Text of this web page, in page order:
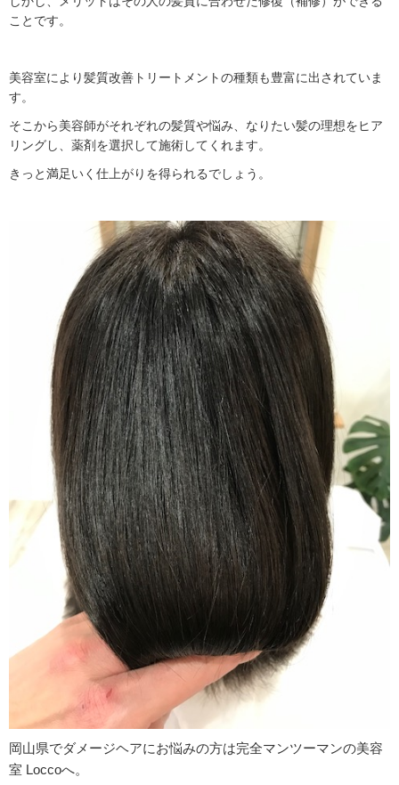
ことです。
美容室により髪質改善トリートメントの種類も豊富に出されていま
す。
そこから美容師がそれぞれの髪質や悩み、なりたい髪の理想をヒア
リングし、薬剤を選択して施術してくれます。
きっと満足いく仕上がりを得られるでしょう。
岡山県でダメージヘアにお悩みの方は完全マンツーマンの美容
室 Loccoへ。